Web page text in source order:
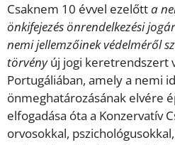
Csaknem 10 évvel ezelőtta
önkifejezés önrendelkezési
nemi jellemzőinek védelméről
törvényúj jogi keretrendszert
Portugáliában, amely a nemi
önmeghatározásának elvére
elfogadása óta a Konzervatív
orvosokkal,